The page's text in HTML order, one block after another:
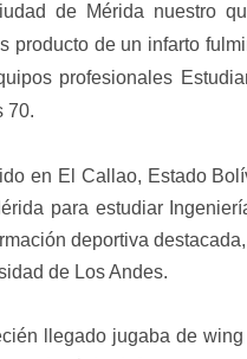
de Mérida nuestro
producto de un infarto
profesionales
70.
en El Callao, Estado
para estudiar
deportiva
de Los Andes.
llegado jugaba de